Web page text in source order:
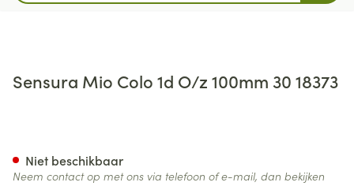
Sensura Mio Colo 1d O/z 100mm 30 18373
Niet beschikbaar
Neem contact op met ons via telefoon of e-mail, dan bekijken